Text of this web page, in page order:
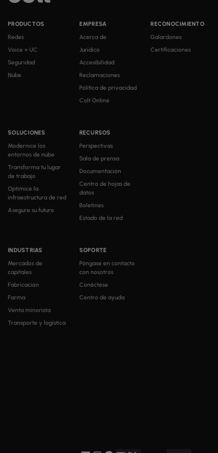
PRODUCTOS
Redes
Voice + UC
Seguridad
Nube
SOLUCIONES
Modernice los
entornos de nube
Transforma tu lugar
de trabajo
Optimice la
infraestructura de red
Asegure su futuro
INDUSTRIAS
Mercados de
capitales
Fabricación
Farma
Venta minorista
Transporte y logística
RECURSOS
Perspectivas
Sala de prensa
Documentación
Centro de hojas de
datos
Boletines
Estado de la red
EMPRESA
Acerca de
Jurídico
Accesibilidad
Reclamaciones
Política de privacidad
Colt Online
SOPORTE
Póngase en contacto
con nosotros
Conéctese
Centro de ayuda
RECONOCIMIENTO
Galardones
Certificaciones